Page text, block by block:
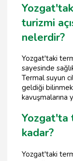
turizmi
nelerdir?
Yozgat'taki
sayesinde
Termal suyun
geldiği
kavuşmalarına
Yozgat'ta
kadar?
Yozgat'taki